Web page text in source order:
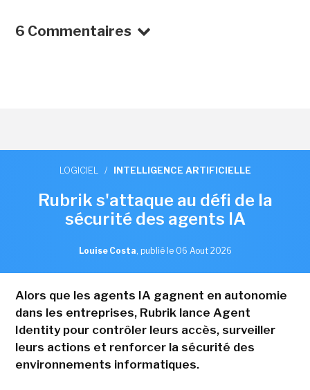
6 Commentaires
LOGICIEL / INTELLIGENCE ARTIFICIELLE
Rubrik s'attaque au défi de la
sécurité des agents IA
Louise Costa, publié le 06 Aout 2026
Alors que les agents IA gagnent en autonomie
dans les entreprises, Rubrik lance Agent
Identity pour contrôler leurs accès, surveiller
leurs actions et renforcer la sécurité des
environnements informatiques.